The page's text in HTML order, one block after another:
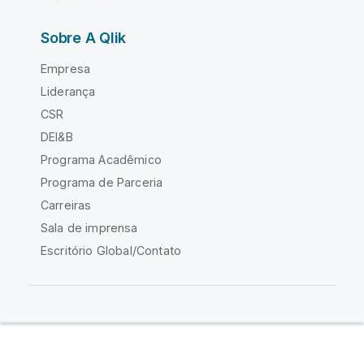
Sobre A Qlik
Empresa
Liderança
CSR
DEI&B
Programa Acadêmico
Programa de Parceria
Carreiras
Sala de imprensa
Escritório Global/Contato